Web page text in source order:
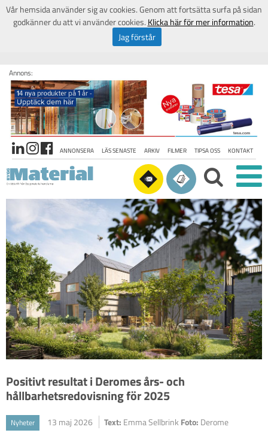
Annons:
ANNONSERA LÄS SENASTE ARKIV FILMER TIPSA OSS KONTAKT
Positivt resultat i Deromes års- och
hållbarhetsredovisning för 2025
Nyheter 13 maj 2026 Text: Emma Sellbrink Foto: Derome
Vår hemsida använder sig av cookies. Genom att fortsätta surfa på sidan
godkänner du att vi använder cookies. Klicka här för mer information.
Jag förstår